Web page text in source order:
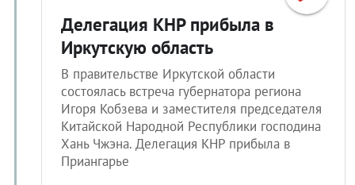
Делегация КНР прибыла в
Иркутскую область
В правительстве Иркутской области
состоялась встреча губернатора региона
Игоря Кобзева и заместителя председателя
Китайской Народной Республики господина
Хань Чжэна. Делегация КНР прибыла в
Приангарье